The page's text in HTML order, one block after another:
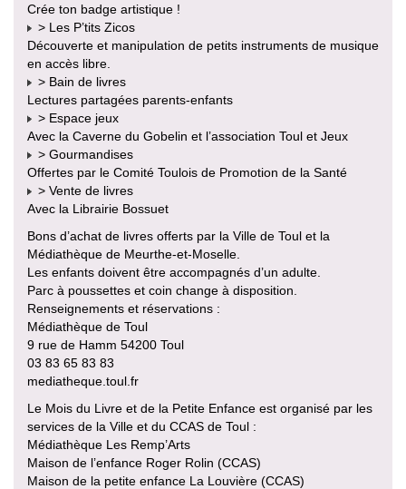
Crée ton badge artistique !
> Les P’tits Zicos
Découverte et manipulation de petits instruments de musique
en accès libre.
> Bain de livres
Lectures partagées parents-enfants
> Espace jeux
Avec la Caverne du Gobelin et l’association Toul et Jeux
> Gourmandises
Offertes par le Comité Toulois de Promotion de la Santé
> Vente de livres
Avec la Librairie Bossuet
Bons d’achat de livres offerts par la Ville de Toul et la
Médiathèque de Meurthe-et-Moselle.
Les enfants doivent être accompagnés d’un adulte.
Parc à poussettes et coin change à disposition.
Renseignements et réservations :
Médiathèque de Toul
9 rue de Hamm 54200 Toul
03 83 65 83 83
mediatheque.toul.fr
Le Mois du Livre et de la Petite Enfance est organisé par les
services de la Ville et du CCAS de Toul :
Médiathèque Les Remp’Arts
Maison de l’enfance Roger Rolin (CCAS)
Maison de la petite enfance La Louvière (CCAS)